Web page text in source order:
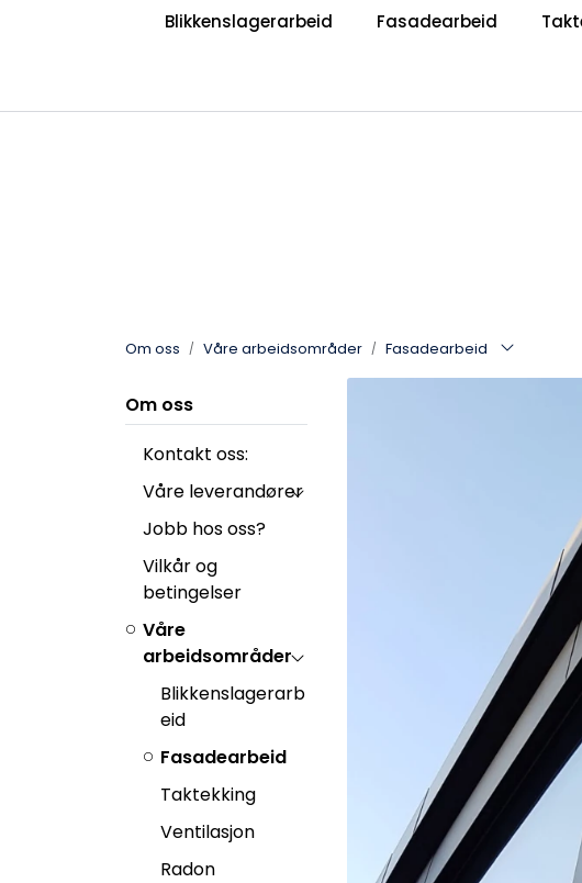
Skip to main contentBlikkenslagerarbeid Fasadearbeid
Om oss Våre arbeidsområder Fasadearbeid
Om oss
Kontakt oss:
Våre leverandører
Jobb hos oss?
Vilkår og
betingelser
Våre
arbeidsområder
Blikkenslagerarb
eid
Fasadearbeid
Taktekking
Ventilasjon
Radon